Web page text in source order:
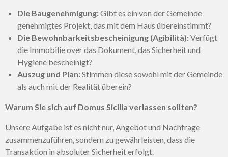
Die Baugenehmigung:Gibt es ein von der Gemeinde
genehmigtes Projekt, das mit dem Haus übereinstimmt?
Die Bewohnbarkeitsbescheinigung (Agibilità):Verfügt
die Immobilie over das Dokument, das Sicherheit und
Hygiene bescheinigt?
Auszug und Plan:Stimmen diese sowohl mit der Gemeinde
als auch mit der Realität überein?
Warum Sie sich auf Domus Sicilia verlassen sollten?
Unsere Aufgabe ist es nicht nur, Angebot und Nachfrage
zusammenzuführen, sondern zu gewährleisten, dass die
Transaktion in absoluter Sicherheit erfolgt.